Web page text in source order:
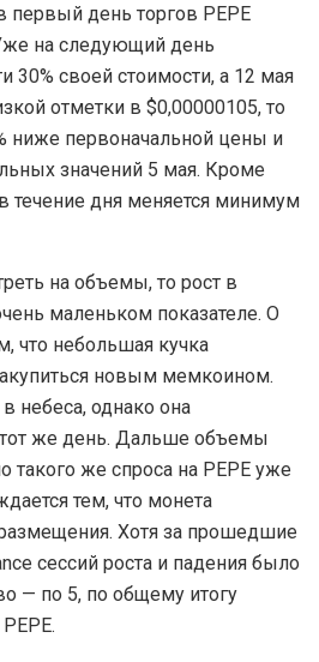
первый день торгов PEPE
на следующий день
30% своей стоимости, а 12 мая
отметки в $0,00000105, то
ниже первоначальной цены и
значений 5 мая. Кроме
течение дня меняется минимум
на объемы, то рост в
маленьком показателе. О
что небольшая кучка
новым мемкоином.
небеса, однако она
тот же день. Дальше объемы
такого же спроса на PEPE уже
тем, что монета
Хотя за прошедшие
сессий роста и падения было
— по 5, по общему итогу